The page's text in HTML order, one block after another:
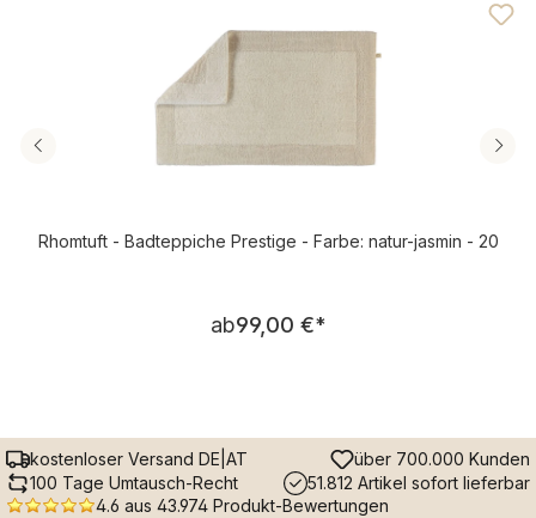
Rhomtuft - Badteppiche Prestige - Farbe: natur-jasmin - 20
Regulärer Preis:
ab99,00 €*
kostenloser Versand DE|AT
über 700.000 Kunden
100 Tage Umtausch-Recht
51.812 Artikel sofort lieferbar
4.6 aus 43.974 Produkt-Bewertungen